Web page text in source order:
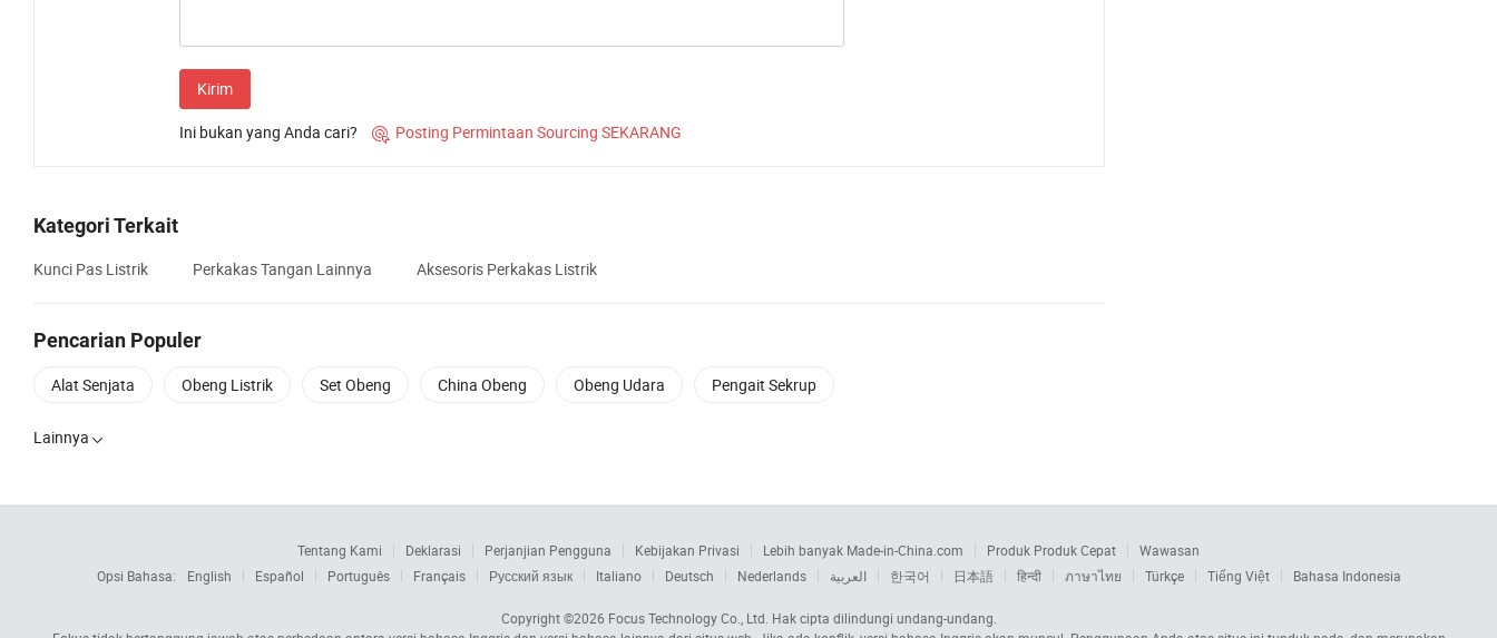
Kirim
Ini bukan yang Anda cari?  Posting Permintaan Sourcing SEKARANG
Kategori Terkait
Kunci Pas Listrik Perkakas Tangan Lainnya Aksesoris Perkakas Listrik
Pencarian Populer
Alat Senjata Obeng Listrik Set Obeng China Obeng Obeng Udara Pengait Sekrup
Lainnya 
Tentang Kami Deklarasi Perjanjian Pengguna Kebijakan Privasi Lebih banyak Made-in-China.com Produk Produk Cepat
Wawasan
Opsi Bahasa:
English Español Português Français Русский язык Italiano Deutsch Nederlands العربية 한국어 日本語 हिन्दी ภาษาไทย Türkçe Tiếng Việt Bahasa Indonesia
Copyright ©2026 Focus Technology Co., Ltd. Hak cipta dilindungi undang-undang.